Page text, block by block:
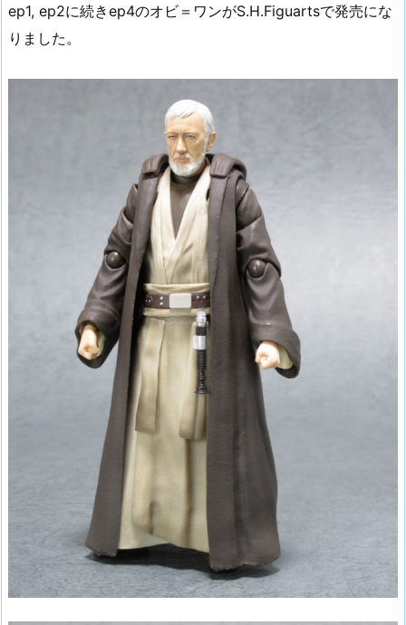
ep1, ep2に続きep4のオビ＝ワンがS.H.Figuartsで発売にな
りました。